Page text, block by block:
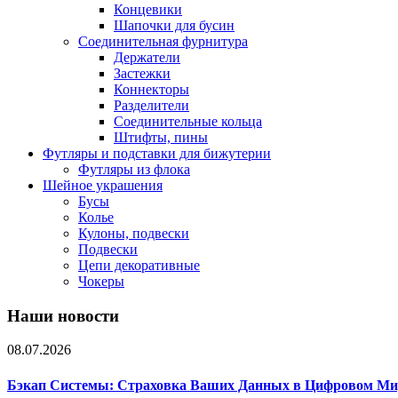
Концевики
Шапочки для бусин
Соединительная фурнитура
Держатели
Застежки
Коннекторы
Разделители
Соединительные кольца
Штифты, пины
Футляры и подставки для бижутерии
Футляры из флока
Шейное украшения
Бусы
Колье
Кулоны, подвески
Подвески
Цепи декоративные
Чокеры
Наши новости
08.07.2026
Бэкап Системы: Страховка Ваших Данных в Цифровом